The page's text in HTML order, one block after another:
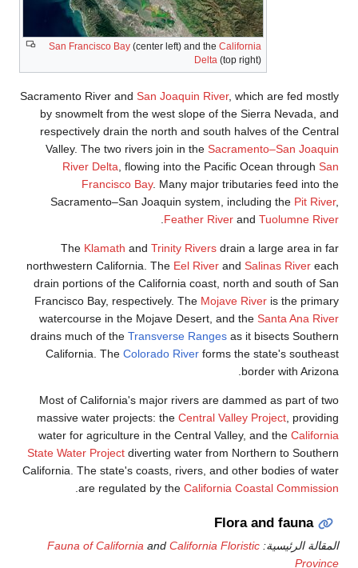
San Francisco Bay (center left) and the
Sacramento River andSan Joaquin River, which
by snowmelt from the west slope of the
respectively drain the north and south halves
Valley. The two rivers join in the
River Delta , flowing into the Pacific
Francisco Bay. Many major
Sacramento–San Joaquin system,
Feather Riverand
.
TheKlamathandTrinity Riversdrain a
northwestern California. TheEel Riverand
drain portions of the California coast, north
Francisco Bay, respectively. TheMojave River
watercourse in the Mojave Desert, and the
drains much of theTransverse Rangesas it
California. TheColorado Riverforms the
Most of California's major rivers are dammed
massive water projects: theCentral Valley
water for agriculture in the Central Valley,
State Water Projectdiverting water from
California. The state's coasts, rivers, and other
are regulated by theCalifornia
Flora
Fauna of CaliforniaandCalifornia Floristic